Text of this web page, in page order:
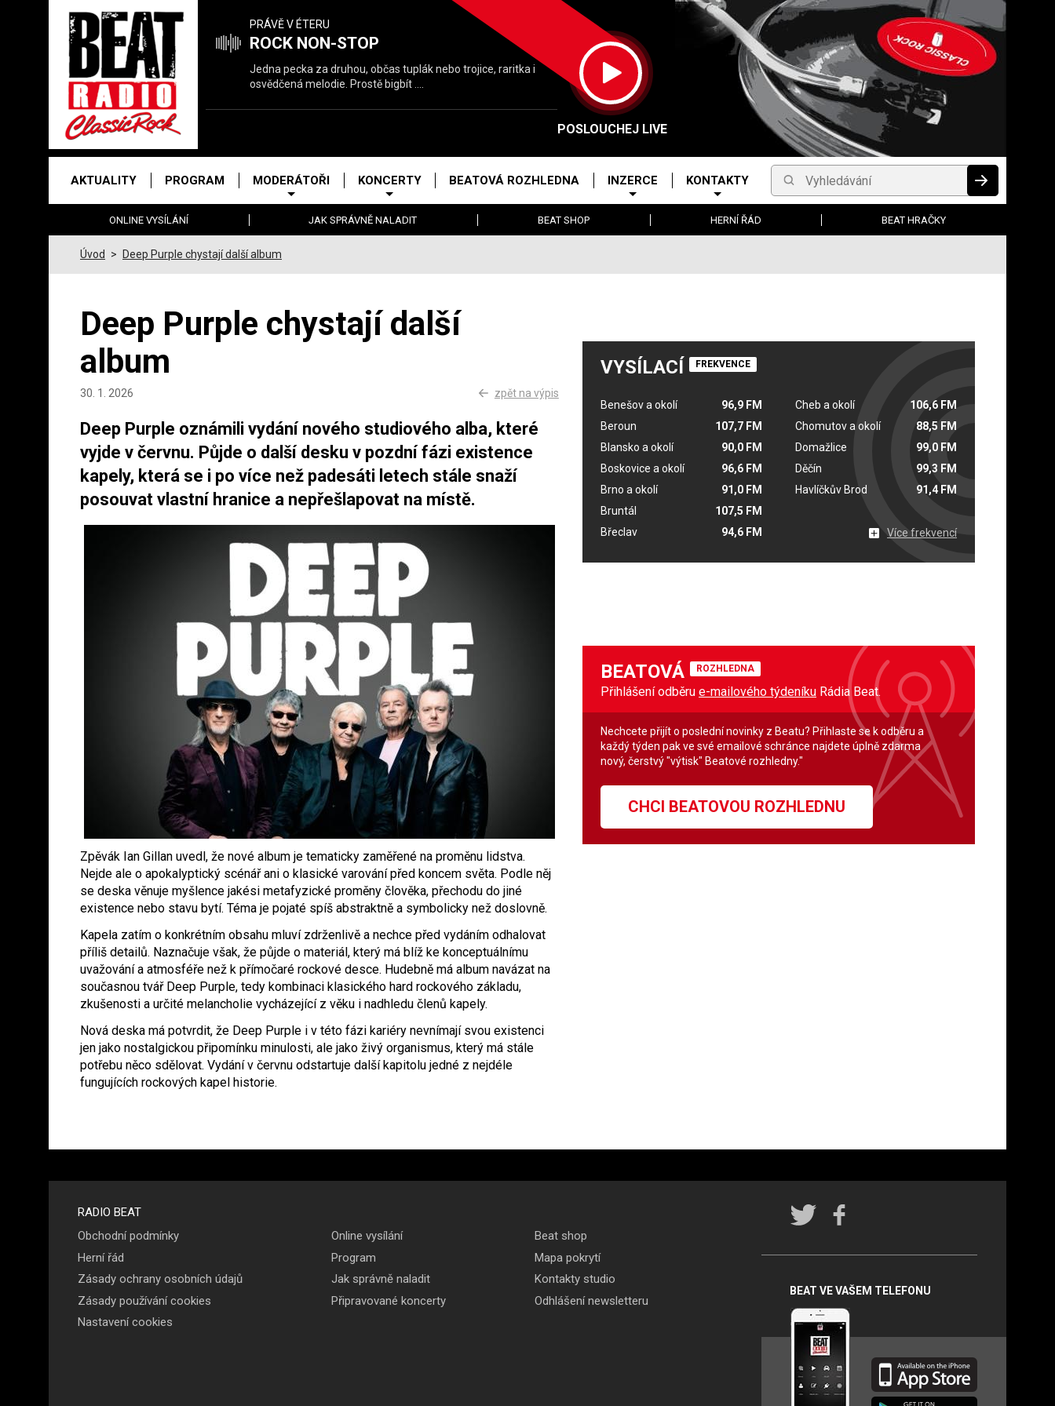
Právě
hrajeme
PRÁVĚ V ÉTERU
ROCK NON-STOP
Jedna pecka za druhou, občas tuplák nebo trojice, raritka i
osvědčená melodie. Prostě bigbít ....
POSLOUCHEJ LIVE
menu
AKTUALITY PROGRAM MODERÁTOŘI KONCERTY BEATOVÁ ROZHLEDNA INZERCE KONTAKTY Vyhledávání HLEDAT
ONLINE VYSÍLÁNÍ JAK SPRÁVNĚ NALADIT BEAT SHOP HERNÍ ŘÁD BEAT HRAČKY
Úvod > Deep Purple chystají další album
Deep Purple chystají další
album
30. 1. 2026 zpět na výpis
Deep Purple oznámili vydání nového studiového alba, které
vyjde v červnu. Půjde o další desku v pozdní fázi existence
kapely, která se i po více než padesáti letech stále snaží
posouvat vlastní hranice a nepřešlapovat na místě.
Zpěvák Ian Gillan uvedl, že nové album je tematicky zaměřené na proměnu lidstva.
Nejde ale o apokalyptický scénář ani o klasické varování před koncem světa. Podle něj
se deska věnuje myšlence jakési metafyzické proměny člověka, přechodu do jiné
existence nebo stavu bytí. Téma je pojaté spíš abstraktně a symbolicky než doslovně.
Kapela zatím o konkrétním obsahu mluví zdrženlivě a nechce před vydáním odhalovat
příliš detailů. Naznačuje však, že půjde o materiál, který má blíž ke konceptuálnímu
uvažování a atmosféře než k přímočaré rockové desce. Hudebně má album navázat na
současnou tvář Deep Purple, tedy kombinaci klasického hard rockového základu,
zkušenosti a určité melancholie vycházející z věku i nadhledu členů kapely.
Nová deska má potvrdit, že Deep Purple i v této fázi kariéry nevnímají svou existenci
jen jako nostalgickou připomínku minulosti, ale jako živý organismus, který má stále
potřebu něco sdělovat. Vydání v červnu odstartuje další kapitolu jedné z nejdéle
fungujících rockových kapel historie.
VYSÍLACÍ FREKVENCE
Benešov a okolí
96,9 FM
Beroun
107,7 FM
Blansko a okolí
90,0 FM
Boskovice a okolí
96,6 FM
Brno a okolí
91,0 FM
Bruntál
107,5 FM
Břeclav
94,6 FM
Cheb a okolí
106,6 FM
Chomutov a okolí
88,5 FM
Domažlice
99,0 FM
Děčín
99,3 FM
Havlíčkův Brod
91,4 FM
Více frekvencí
BEATOVÁ ROZHLEDNA
Přihlášení odběru e-mailového týdeníku Rádia Beat.
Nechcete přijít o poslední novinky z Beatu? Přihlaste se k odběru a
každý týden pak ve své emailové schránce najdete úplně zdarma
nový, čerstvý "výtisk" Beatové rozhledny."
CHCI BEATOVOU ROZHLEDNU
Menu v
patičce
RADIO BEAT
Obchodní podmínky
Herní řád
Zásady ochrany osobních údajů
Zásady používání cookies
Nastavení cookies
Online vysílání
Program
Jak správně naladit
Připravované koncerty
Beat shop
Mapa pokrytí
Kontakty studio
Odhlášení newsletteru
Rádio
sítích
BEAT VE VAŠEM TELEFONU